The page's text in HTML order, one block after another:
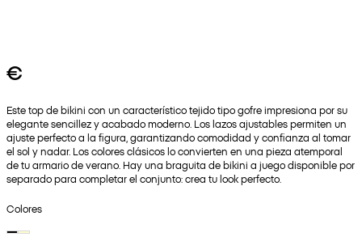
€
Este top de bikini con un característico tejido tipo gofre impresiona por su
elegante sencillez y acabado moderno. Los lazos ajustables permiten un
ajuste perfecto a la figura, garantizando comodidad y confianza al tomar
el sol y nadar. Los colores clásicos lo convierten en una pieza atemporal
de tu armario de verano. Hay una braguita de bikini a juego disponible por
separado para completar el conjunto: crea tu look perfecto.
Colores